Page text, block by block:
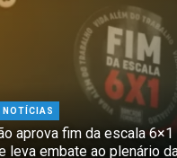
NOTÍCIAS
aprova fim da escala 6×1
leva embate ao plenário